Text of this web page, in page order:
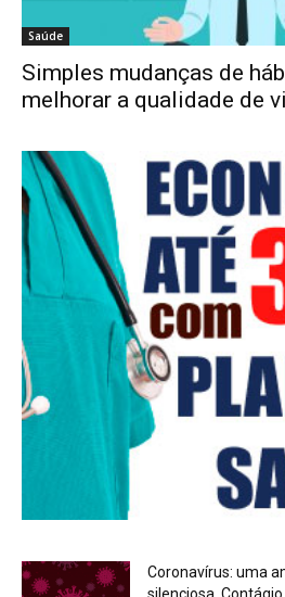
Saúde
Simples mudanças de
melhorar a qualidade de
Coronavírus: uma